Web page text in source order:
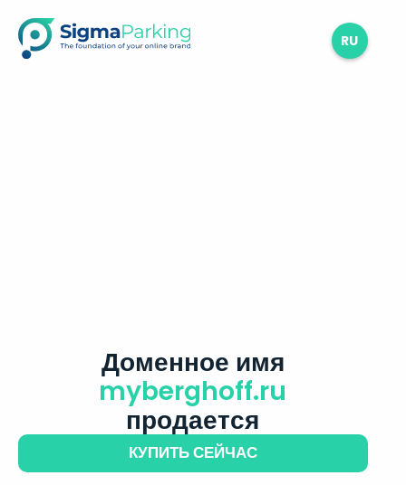
RU
Доменное имя
myberghoff.ru
продается
КУПИТЬ СЕЙЧАС